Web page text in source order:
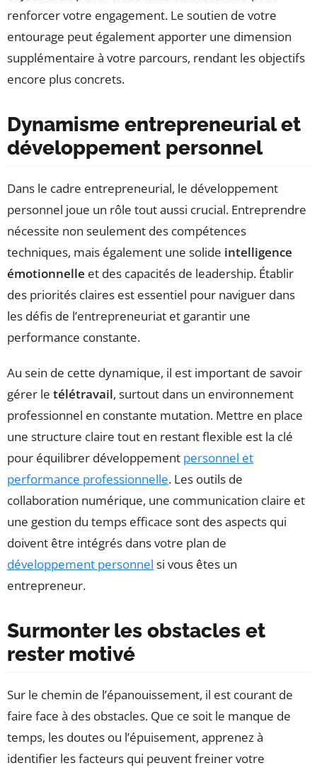
renforcer votre engagement. Le soutien de votre
entourage peut également apporter une dimension
supplémentaire à votre parcours, rendant les objectifs
encore plus concrets.
Dynamisme entrepreneurial et
développement personnel
Dans le cadre entrepreneurial, le développement
personnel joue un rôle tout aussi crucial. Entreprendre
nécessite non seulement des compétences
techniques, mais également une solide intelligence
émotionnelle et des capacités de leadership. Établir
des priorités claires est essentiel pour naviguer dans
les défis de l’entrepreneuriat et garantir une
performance constante.
Au sein de cette dynamique, il est important de savoir
gérer le télétravail, surtout dans un environnement
professionnel en constante mutation. Mettre en place
une structure claire tout en restant flexible est la clé
pour équilibrer développement personnel et
performance professionnelle. Les outils de
collaboration numérique, une communication claire et
une gestion du temps efficace sont des aspects qui
doivent être intégrés dans votre plan de
développement personnel si vous êtes un
entrepreneur.
Surmonter les obstacles et
rester motivé
Sur le chemin de l’épanouissement, il est courant de
faire face à des obstacles. Que ce soit le manque de
temps, les doutes ou l’épuisement, apprenez à
identifier les facteurs qui peuvent freiner votre